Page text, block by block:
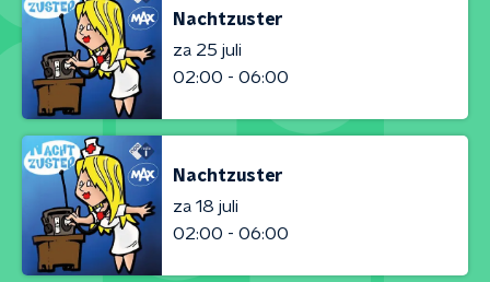
Nachtzuster
za 25 juli
02:00 - 06:00
Nachtzuster
za 18 juli
02:00 - 06:00